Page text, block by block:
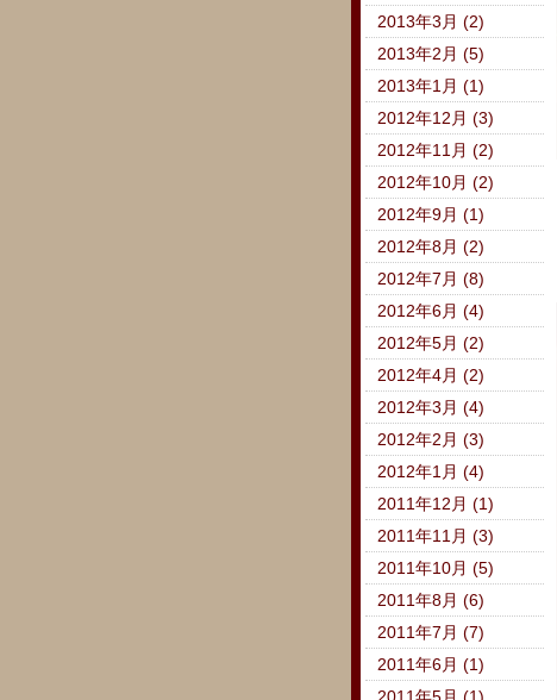
2013年3月 (2)
2013年2月 (5)
2013年1月 (1)
2012年12月 (3)
2012年11月 (2)
2012年10月 (2)
2012年9月 (1)
2012年8月 (2)
2012年7月 (8)
2012年6月 (4)
2012年5月 (2)
2012年4月 (2)
2012年3月 (4)
2012年2月 (3)
2012年1月 (4)
2011年12月 (1)
2011年11月 (3)
2011年10月 (5)
2011年8月 (6)
2011年7月 (7)
2011年6月 (1)
2011年5月 (1)